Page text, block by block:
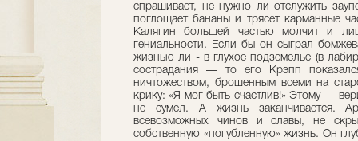
спрашивает, не нужно ли отслужить
поглощает бананы и трясет карманные
Калягин большей частью молчит и
гениальности. Если бы он сыграл
жизнью ли - в глухое подземелье (в
сострадания — то его Крэпп
ничтожеством, брошенным всеми на
крику: «Я мог быть счастлив!» Этому —
не сумел. А жизнь заканчивается.
всевозможных чинов и славы, не
собственную «погубленную» жизнь. Он